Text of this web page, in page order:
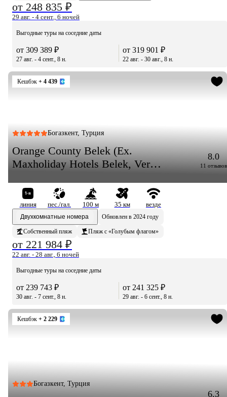
от 248 835 ₽
29 авг. - 4 сент., 6 ночей
Выгодные туры на соседние даты
от 309 389 ₽
27 авг. - 4 сент., 8 н.
от 319 901 ₽
22 авг. - 30 авг., 8 н.
Кешбэк + 4 439
Богазкент, Турция
Orange County Belek (Ex.
Maxholiday Hotels Belek, Vera
8.0
11 отзывов
линия пес./гал. 100 м 35 км
везде
Двухкомнатные номера
Обновлен в 2024 году
Собственный пляж Пляж с «Голубым флагом»
от 221 984 ₽
22 авг. - 28 авг., 6 ночей
Выгодные туры на соседние даты
от 239 743 ₽
30 авг. - 7 сент., 8 н.
от 241 325 ₽
29 авг. - 6 сент., 8 н.
Кешбэк + 2 229
Богазкент, Турция
6.3